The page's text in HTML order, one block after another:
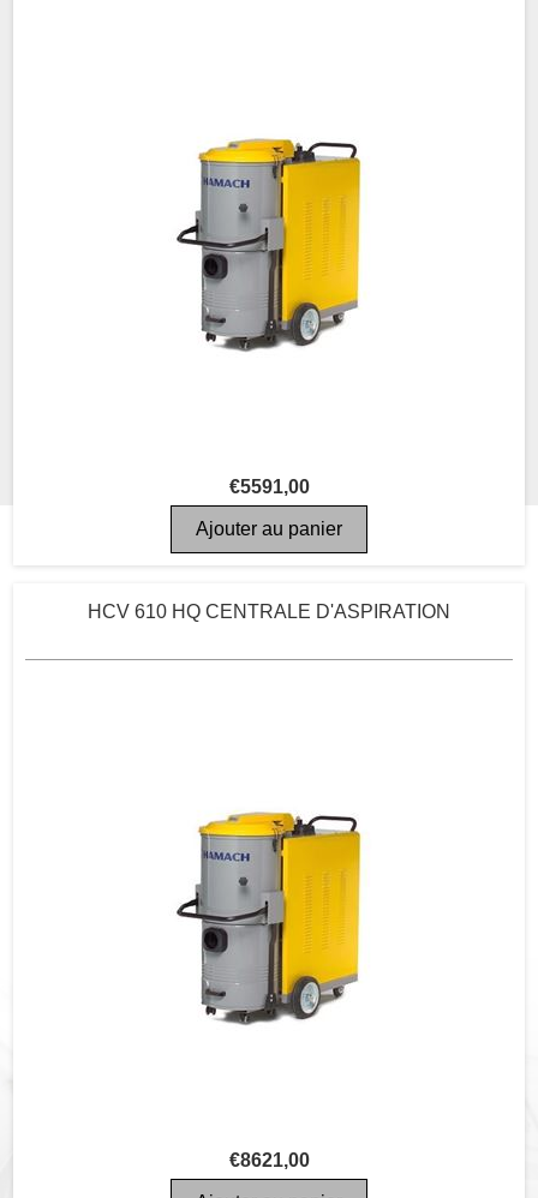
€5591,00
HCV 610 HQ CENTRALE D'ASPIRATION
€8621,00